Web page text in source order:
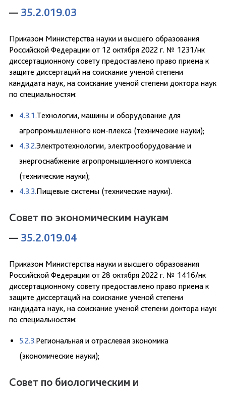
— 35.2.019.03
Приказом Министерства науки и высшего образования
Российской Федерации от 12 октября 2022 г. № 1231/нк
диссертационному совету предоставлено право приема к
защите диссертаций на соискание ученой степени
кандидата наук, на соискание ученой степени доктора наук
по специальностям:
4.3.1.Технологии, машины и оборудование для
агропромышленного ком-плекса (технические науки);
4.3.2.Электротехнологии, электрооборудование и
энергоснабжение агропромышленного комплекса
(технические науки);
4.3.3.Пищевые системы (технические науки).
Совет по экономическим наукам
— 35.2.019.04
Приказом Министерства науки и высшего образования
Российской Федерации от 28 октября 2022 г. № 1416/нк
диссертационному совету предоставлено право приема к
защите диссертаций на соискание ученой степени
кандидата наук, на соискание ученой степени доктора наук
по специальностям:
5.2.3.Региональная и отраслевая экономика
(экономические науки);
Совет по биологическим и